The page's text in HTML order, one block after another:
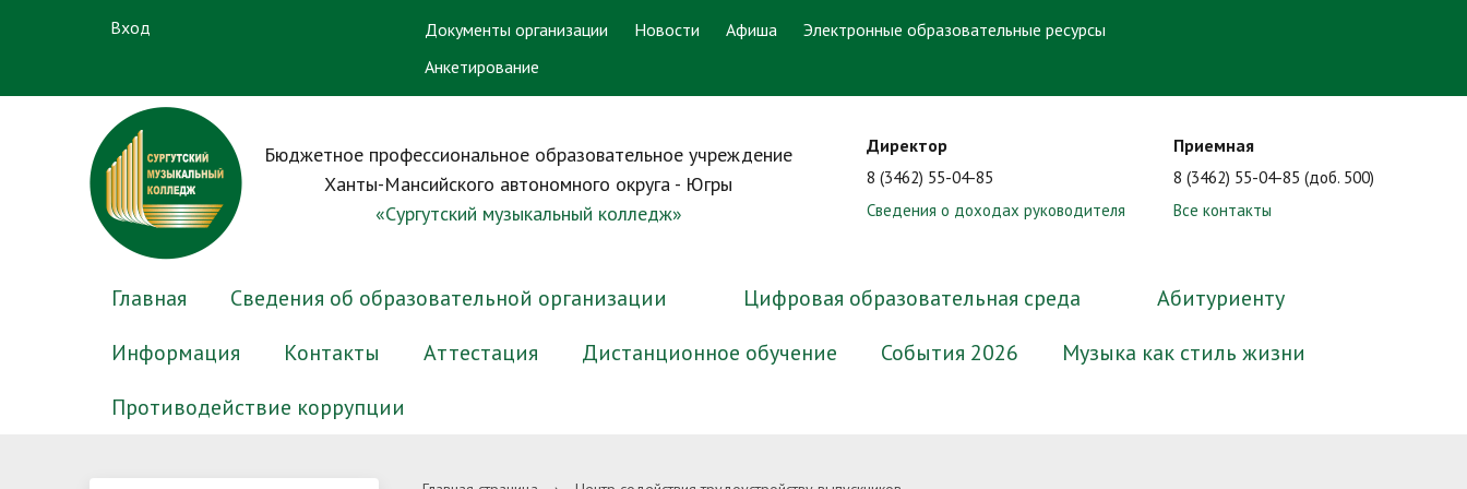
Вход Документы организации Новости Афиша
Электронные образовательные ресурсы
Анкетирование
Бюджетное профессиональное образовательное учреждение
Ханты-Мансийского автономного округа - Югры
«Сургутский музыкальный колледж»
Директор
8 (3462) 55-04-85
Сведения о доходах руководителя
Приемная
8 (3462) 55-04-85 (доб. 500)
Все контакты
Главная Сведения об образовательной организации Цифровая образовательная среда Абитуриенту
Информация Контакты Аттестация Дистанционное обучение События 2026 Музыка как стиль жизни
Противодействие коррупции